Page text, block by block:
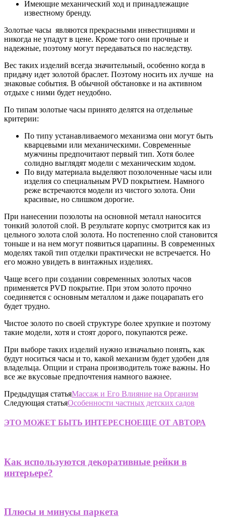
Имеющие механический ход и принадлежащие
известному бренду.
Золотые часы являются прекрасными инвестициями и
никогда не упадут в цене. Кроме того они прочные и
надежные, поэтому могут передаваться по наследству.
Вес таких изделий всегда значительный, особенно когда в
придачу идет золотой браслет. Поэтому носить их лучше на
знаковые события. В обычной обстановке и на активном
отдыхе с ними будет неудобно.
По типам золотые часы принято делятся на отдельные
критерии:
По типу устанавливаемого механизма они могут быть
кварцевыми или механическими. Современные
мужчины предпочитают первый тип. Хотя более
солидно выглядят модели с механическим ходом.
По виду материала выделяют позолоченные часы или
изделия со специальным PVD покрытием. Намного
реже встречаются модели из чистого золота. Они
красивые, но слишком дорогие.
При нанесении позолоты на основной металл наносится
тонкий золотой слой. В результате корпус смотрится как из
цельного золота слой золота. Но постепенно слой становится
тоньше и на нем могут появиться царапины. В современных
моделях такой тип отделки практически не встречается. Но
его можно увидеть в винтажных изделиях.
Чаще всего при создании современных золотых часов
применяется PVD покрытие. При этом золото прочно
соединяется с основным металлом и даже поцарапать его
будет трудно.
Чистое золото по своей структуре более хрупкие и поэтому
такие модели, хотя и стоят дорого, покупаются реже.
При выборе таких изделий нужно изначально понять, как
будут носиться часы и то, какой механизм будет удобен для
владельца. Опции и страна производитель тоже важны. Но
все же вкусовые предпочтения намного важнее.
Предыдущая статьяМассаж и Его Влияние на Организм
Следующая статьяОсобенности частных детских садов
ЭТО МОЖЕТ БЫТЬ ИНТЕРЕСНОЕЩЕ ОТ АВТОРА
Как используются декоративные рейки в
интерьере?
Плюсы и минусы паркета